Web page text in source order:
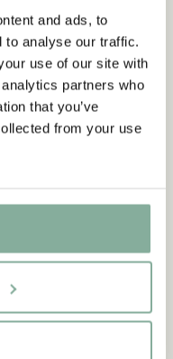
and ads, to
to analyse our traffic.
use of our site with
partners who
that you’ve
from your use